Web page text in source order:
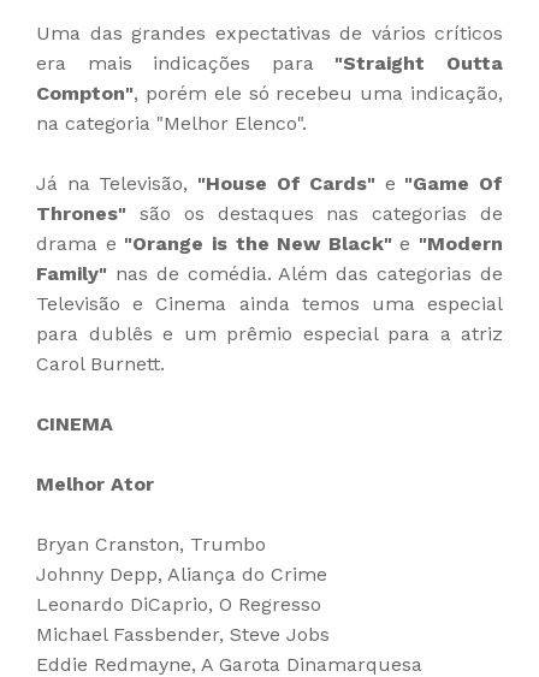
Uma das grandes expectativas de vários críticos
era mais indicações para "Straight Outta
Compton", porém ele só recebeu uma indicação,
na categoria "Melhor Elenco".
Já na Televisão, "House Of Cards" e "Game Of
Thrones" são os destaques nas categorias de
drama e "Orange is the New Black"e "Modern
Family" nas de comédia. Além das categorias de
Televisão e Cinema ainda temos uma especial
para dublês e um prêmio especial para a atriz
Carol Burnett.
CINEMA
Melhor Ator
Bryan Cranston, Trumbo
Johnny Depp, Aliança do Crime
Leonardo DiCaprio, O Regresso
Michael Fassbender, Steve Jobs
Eddie Redmayne, A Garota Dinamarquesa